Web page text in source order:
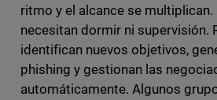
ritmo y el alcance se
necesitan dormir ni supervisión.
identifican nuevos objetivos,
phishing y gestionan las
automáticamente. Algunos